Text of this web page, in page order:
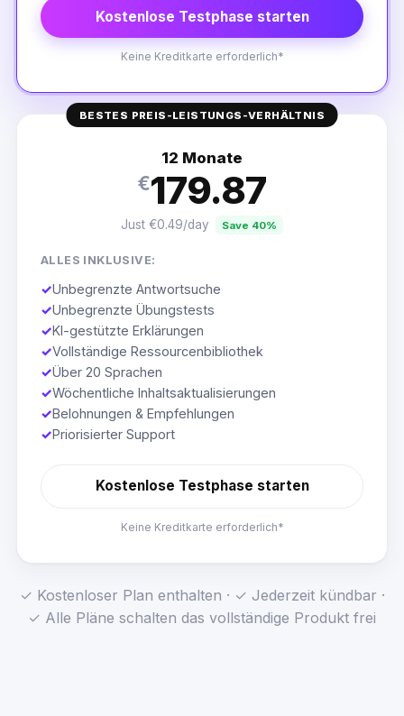
Kostenlose Testphase starten
Keine Kreditkarte erforderlich*
BESTES PREIS-LEISTUNGS-VERHÄLTNIS
12 Monate
€179.87
Just €0.49/day Save 40%
ALLES INKLUSIVE:
✓Unbegrenzte Antwortsuche
✓Unbegrenzte Übungstests
✓KI-gestützte Erklärungen
✓Vollständige Ressourcenbibliothek
✓Über 20 Sprachen
✓Wöchentliche Inhaltsaktualisierungen
✓Belohnungen & Empfehlungen
✓Priorisierter Support
Kostenlose Testphase starten
Keine Kreditkarte erforderlich*
✓ Kostenloser Plan enthalten · ✓ Jederzeit kündbar ·
✓ Alle Pläne schalten das vollständige Produkt frei